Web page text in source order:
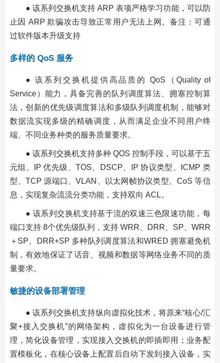
● 该系列交换机支持 ARP 表项严格学习功能，可以防
止因 ARP 欺骗攻击导致正常用户无法上网。备注：可通
过软件版本升级支持
多样的 QoS 服务
● 该系列交换机提供高品质的 QoS（Quality of
Service）能力，具备完善的队列调度算法、拥塞控制算
法，创新的优先级调度算法和多级队列调度机制，能够对
数据流实现多级的精确调度，从而满足企业不同用户终
端、不同业务种类的服务质量要求。
● 该系列交换机支持多种 QOS 控制手段，可以基于五
元组、IP 优先级、TOS、DSCP、IP 协议类型、ICMP 类
型、TCP 源端口、VLAN、以太网帧协议类型、CoS 等信
息，实现复杂流流分类功能，支持双向 ACL。
● 该系列交换机支持基于流的双速三色限速功能，每
端口支持 8个优先级队列，支持 WRR、DRR、SP、WRR
＋SP、DRR+SP 多种队列调度算法和WRED 拥塞避免机
制，有效地保证了话音、视频和数据等网络业务不同的质
量要求。
敏捷的设备部署管理
● 该系列交换机支持纵向虚拟化技术，将原来“核心/汇
聚+接入交换机”的网络架构，虚拟化为一台设备进行管
理，简化设备管理，实现接入交换机的即插即用；业务配
置模板化，在核心设备上配置后自动下发到接入设备，实